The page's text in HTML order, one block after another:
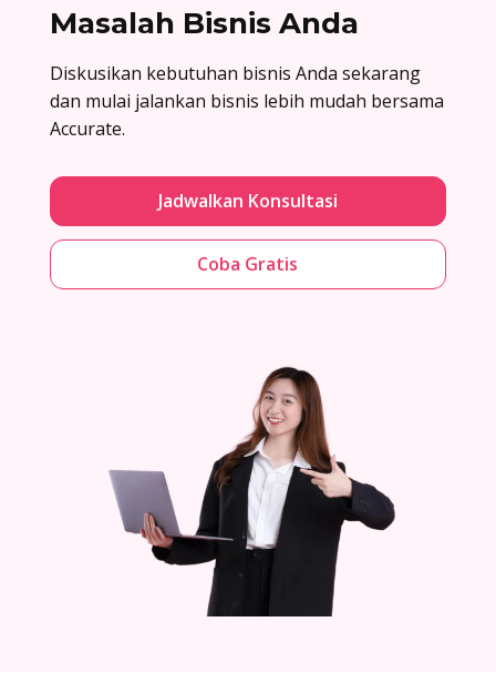
Masalah Bisnis Anda
Diskusikan kebutuhan bisnis Anda sekarang
dan mulai jalankan bisnis lebih mudah bersama
Accurate.
Jadwalkan Konsultasi
Coba Gratis